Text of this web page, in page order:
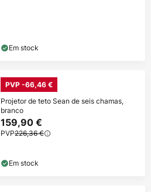
Em stock
PVP -66,46 €
Projetor de teto Sean de seis chamas,
branco
159,90 €
PVP226,36 €
Em stock